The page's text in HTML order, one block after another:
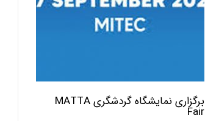
برگزاری نمایشگاه گردشگری MATTA
Fair